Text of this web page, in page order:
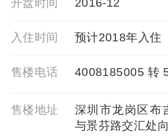
开盘时间 2016-12
入住时间 预计2018年入住
售楼电话 4008185005 转
售楼地址
深圳市龙岗区布
与景芬路交汇处